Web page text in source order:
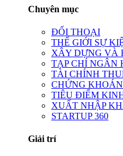
Chuyên mục
ĐỐI THOẠI
THẾ GIỚI SỰ
XÂY DỰNG VÀ
TẠP CHÍ NGÂN
TÀI CHÍNH
CHỨNG
TIÊU ĐIỂM
XUẤT NHẬP
STARTUP 360
Giải trí